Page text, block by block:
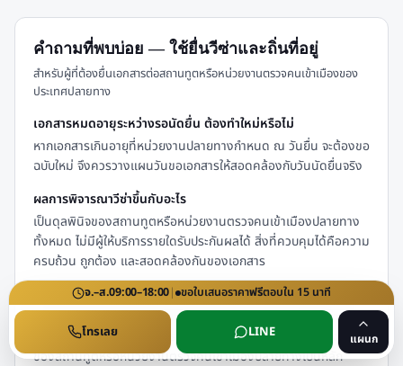
คำถามที่พบบ่อย — ใช้ยื่นวีซ่าและถิ่นที่อยู่
สำหรับผู้ที่ต้องยื่นเอกสารต่อสถานทูตหรือหน่วยงานตรวจคนเข้าเมืองของ
ประเทศปลายทาง
เอกสารหมดอายุระหว่างรอนัดยื่น ต้องทำใหม่หรือไม่
หากเอกสารเกินอายุที่หน่วยงานปลายทางกำหนด ณ วันยื่น จะต้องขอ
ฉบับใหม่ จึงควรวางแผนวันขอเอกสารให้สอดคล้องกับวันนัดยื่นจริง
ผลการพิจารณาวีซ่าขึ้นกับอะไร
เป็นดุลพินิจของสถานทูตหรือหน่วยงานตรวจคนเข้าเมืองปลายทาง
ทั้งหมด ไม่มีผู้ให้บริการรายใดรับประกันผลได้ สิ่งที่ควบคุมได้คือความ
ครบถ้วน ถูกต้อง และสอดคล้องกันของเอกสาร
ยื่นวีซ่าต้องใช้หนังสือรับรองความประพฤติทุกประเภทหรือไม่
ไม่ทุกประเภท ส่วนใหญ่จะถูกขอในวีซ่าระยะยาว วีซ่าถิ่นที่อยู่ วีซ่าคู่
สมรส และวีซ่าทำงาน ควรตรวจรายการเอกสารจากเว็บไซต์ทางการ
ของสถานทูตหรือหน่วยงานตรวจคนเข้าเมืองปลายทางเป็นหลัก
จ.–ส.09:00–18:00| ขอใบเสนอราคาฟรีตอบใน 15 นาที
โทรเลย LINE แผนก